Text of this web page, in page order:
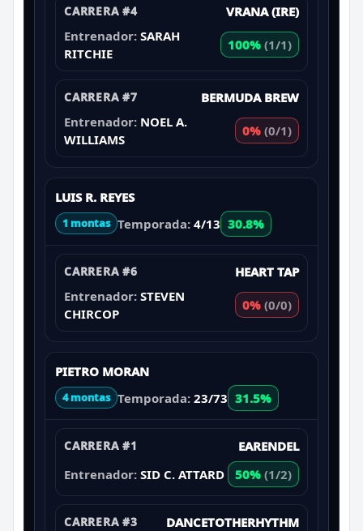
CARRERA #4
VRANA (IRE)
Entrenador: SARAH
RITCHIE
100% (1/1)
CARRERA #7
BERMUDA BREW
Entrenador: NOEL A.
WILLIAMS
0% (0/1)
LUIS R. REYES
1 montas Temporada: 4/13 30.8%
CARRERA #6
HEART TAP
Entrenador: STEVEN
CHIRCOP
0% (0/0)
PIETRO MORAN
4 montas Temporada: 23/73 31.5%
CARRERA #1
EARENDEL
Entrenador: SID C. ATTARD 50% (1/2)
CARRERA #3
DANCETOTHERHYTHM